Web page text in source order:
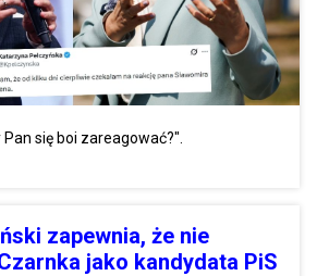
się boi zareagować?".
zapewnia, że nie
jako kandydata PiS